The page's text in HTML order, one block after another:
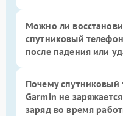
Можно ли
спутниковый
после падения или
Почему спутниковый
Garmin не
заряд во время